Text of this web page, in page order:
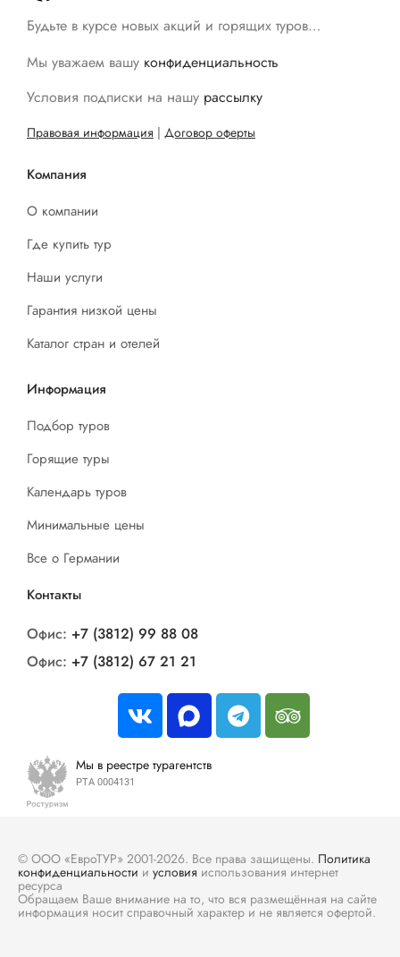
Будьте в курсе новых акций и горящих туров…
Мы уважаем вашу конфиденциальность
Условия подписки на нашу рассылку
Правовая информация | Договор оферты
Компания
О компании
Где купить тур
Наши услуги
Гарантия низкой цены
Каталог стран и отелей
Информация
Подбор туров
Горящие туры
Календарь туров
Минимальные цены
Все о Германии
Контакты
Офис: +7 (3812) 99 88 08
Офис: +7 (3812) 67 21 21
Мы в реестре турагентств
РТА 0004131
© ООО «ЕвроТУР» 2001-2026. Все права защищены. Политика
конфиденциальности и условия использования интернет
ресурса
Обращаем Ваше внимание на то, что вся размещённая на сайте
информация носит справочный характер и не является офертой.